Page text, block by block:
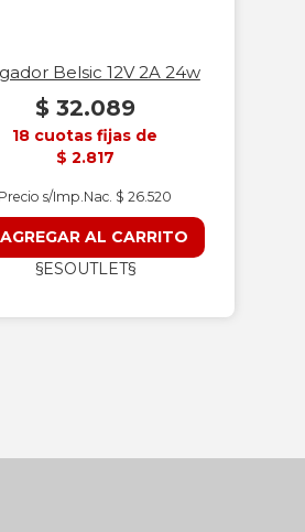
Belsic 12V 2A 24w
$ 32.089
18 cuotas fijas de
$ 2.817
Precio s/Imp.Nac. $ 26.520
AGREGAR AL CARRITO
§ESOUTLET§